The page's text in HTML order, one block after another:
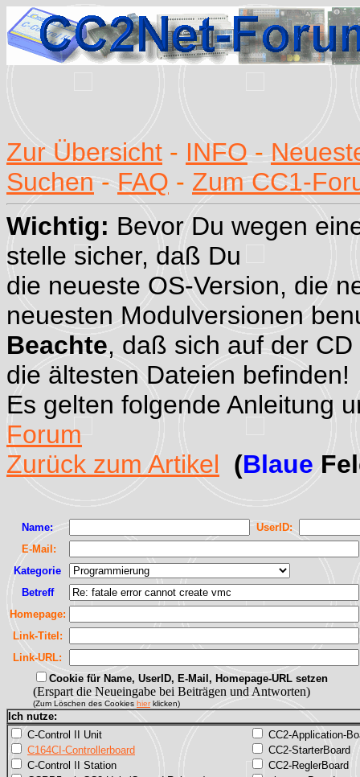
Zur Übersicht - INFO -
Suchen - FAQ - Zum CC1-
Wichtig: Bevor Du wegen
stelle sicher, daß Du
die neueste OS-Version, die
neuesten Modulversionen
Beachte, daß sich auf der
die ältesten Dateien befinden!
Es gelten folgende Anleitung
Forum
Zurück zum Artikel (Blaue
Name:
UserID:
E-Mail:
Kategorie
Betreff
Homepage:
Link-Titel:
Link-URL:
Cookie für Name, UserID, E-Mail, Homepage-URL setzen
(Erspart die Neueingabe bei Beiträgen und Antworten)
(Zum Löschen des Cookies hierklicken)
Ich nutze:
C-Control II Unit
C164CI-Controllerboard
C-Control II Station
CC2-Application-
CC2-StarterBoard
CC2-ReglerBoard